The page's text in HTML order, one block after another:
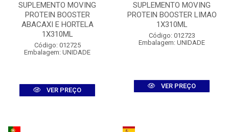
SUPLEMENTO MOVING
PROTEIN BOOSTER
ABACAXI E HORTELA
1X310ML
Código: 012725
Embalagem: UNIDADE
VER PREÇO
SUPLEMENTO MOVING
PROTEIN BOOSTER LIMAO
1X310ML
Código: 012723
Embalagem: UNIDADE
VER PREÇO